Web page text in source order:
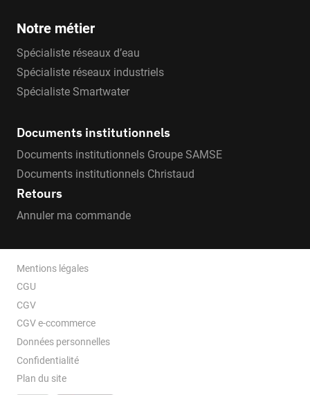
Notre métier
Spécialiste réseaux d’eau
Spécialiste réseaux industriels
Spécialiste Smartwater
Documents institutionnels
Documents institutionnels Groupe SAMSE
Documents institutionnels Christaud
Retours
Annuler ma commande
Mentions légales
CGU
CGV
CGV e-ccommerce
Données personnelles
Confidentialité
Plan du site